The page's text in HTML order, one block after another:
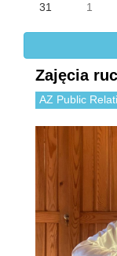
31
1
Zajęcia
AZ Public